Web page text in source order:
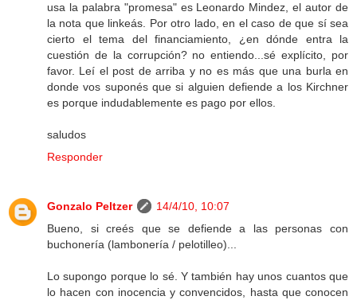
usa la palabra "promesa" es Leonardo Mindez, el autor de
la nota que linkeás. Por otro lado, en el caso de que sí sea
cierto el tema del financiamiento, ¿en dónde entra la
cuestión de la corrupción? no entiendo...sé explícito, por
favor. Leí el post de arriba y no es más que una burla en
donde vos suponés que si alguien defiende a los Kirchner
es porque indudablemente es pago por ellos.
saludos
Responder
Gonzalo Peltzer
14/4/10, 10:07
Bueno, si creés que se defiende a las personas con
buchonería (lambonería / pelotilleo)...
Lo supongo porque lo sé. Y también hay unos cuantos que
lo hacen con inocencia y convencidos, hasta que conocen